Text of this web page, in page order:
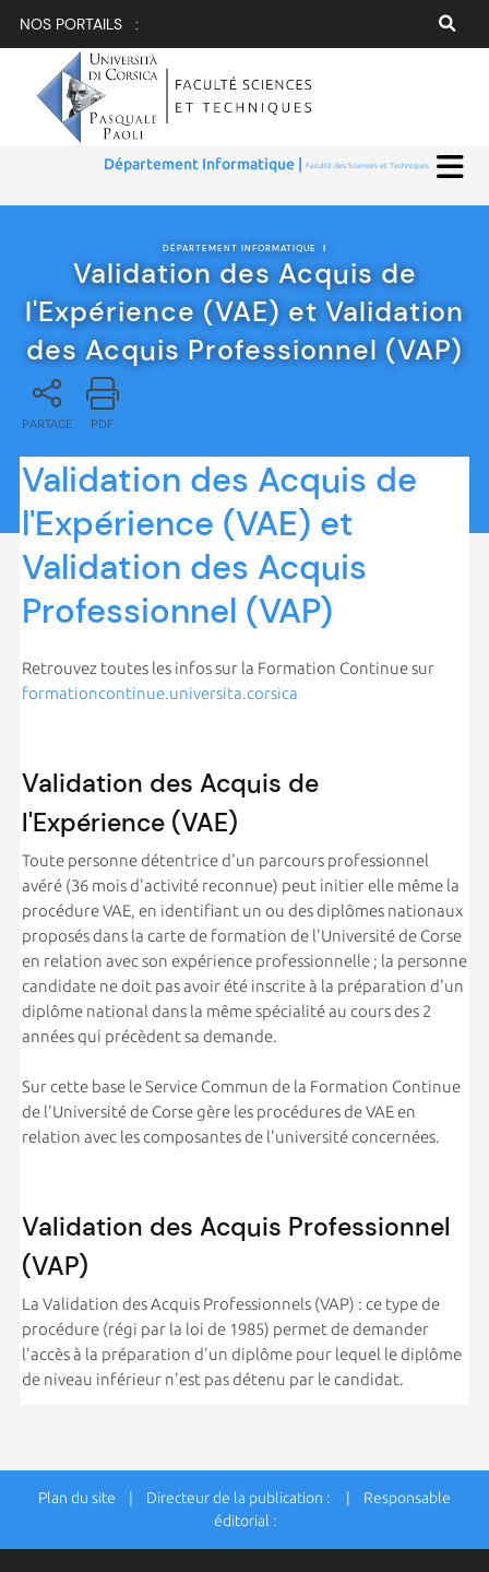
NOS PORTAILS :
Département Informatique |Faculté des Sciences et Techniques
DÉPARTEMENT INFORMATIQUE |
Validation des Acquis de
l'Expérience (VAE) et Validation
des Acquis Professionnel (VAP)
PARTAGE PDF
Validation des Acquis de
l'Expérience (VAE) et
Validation des Acquis
Professionnel (VAP)
Retrouvez toutes les infos sur la Formation Continue sur
formationcontinue.universita.corsica
Validation des Acquis de
l'Expérience (VAE)
Toute personne détentrice d'un parcours professionnel
avéré (36 mois d'activité reconnue) peut initier elle même la
procédure VAE, en identifiant un ou des diplômes nationaux
proposés dans la carte de formation de l'Université de Corse
en relation avec son expérience professionnelle ; la personne
candidate ne doit pas avoir été inscrite à la préparation d'un
diplôme national dans la même spécialité au cours des 2
années qui précèdent sa demande.
Sur cette base le Service Commun de la Formation Continue
de l'Université de Corse gère les procédures de VAE en
relation avec les composantes de l'université concernées.
Validation des Acquis Professionnel
(VAP)
La Validation des Acquis Professionnels (VAP) : ce type de
procédure (régi par la loi de 1985) permet de demander
l'accès à la préparation d'un diplôme pour lequel le diplôme
de niveau inférieur n'est pas détenu par le candidat.
Plan du site | Directeur de la publication : | Responsable
éditorial :